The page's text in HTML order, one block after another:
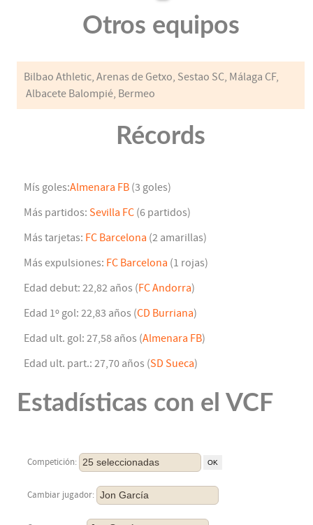
Otros equipos
Bilbao Athletic, Arenas de Getxo, Sestao SC, Málaga CF,
Albacete Balompié, Bermeo
Récords
Mís goles:Almenara FB (3 goles)
Más partidos: Sevilla FC (6 partidos)
Más tarjetas: FC Barcelona (2 amarillas)
Más expulsiones: FC Barcelona (1 rojas)
Edad debut: 22,82 años (FC Andorra)
Edad 1º gol: 22,83 años (CD Burriana)
Edad ult. gol: 27,58 años (Almenara FB)
Edad ult. part.: 27,70 años (SD Sueca)
Estadísticas con el VCF
Competición: 25 seleccionadas
Cambiar jugador: Jon García